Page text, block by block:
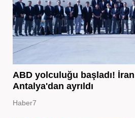
ABD yolculuğu başladı! İran
Antalya'dan ayrıldı
Haber7